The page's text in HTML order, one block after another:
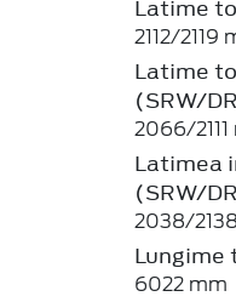
Latime
2112/2119
Latime
(SRW/
2066/2111
Latimea
(SRW/
2038/
Lungime
6022 mm